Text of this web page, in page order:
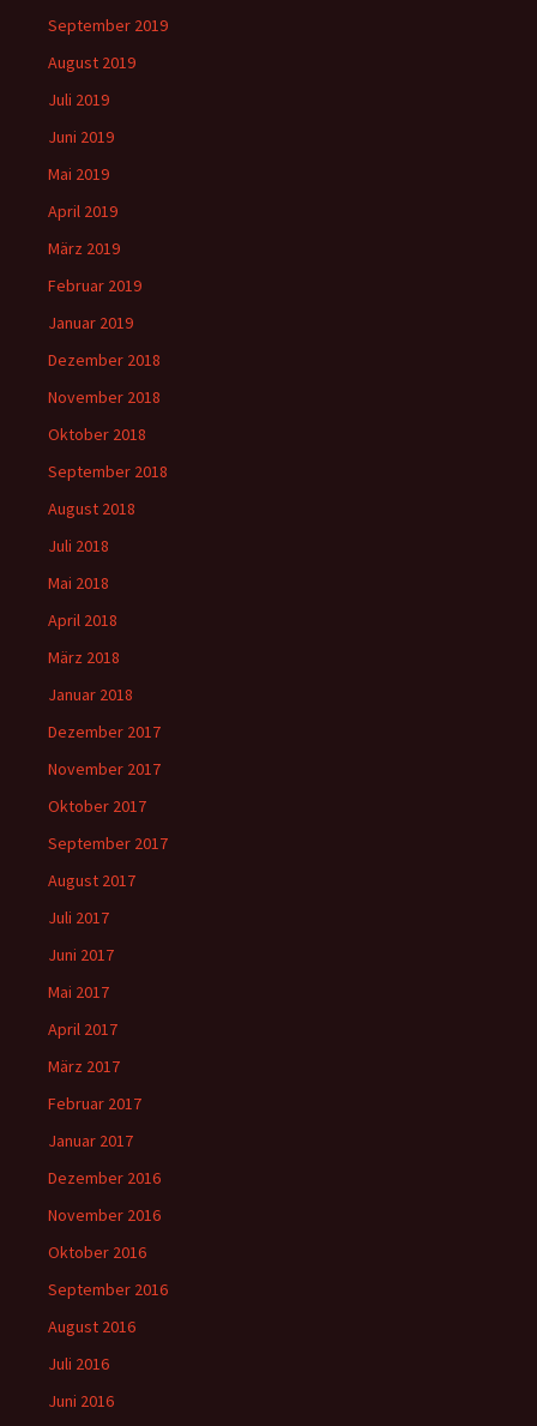
September 2019
August 2019
Juli 2019
Juni 2019
Mai 2019
April 2019
März 2019
Februar 2019
Januar 2019
Dezember 2018
November 2018
Oktober 2018
September 2018
August 2018
Juli 2018
Mai 2018
April 2018
März 2018
Januar 2018
Dezember 2017
November 2017
Oktober 2017
September 2017
August 2017
Juli 2017
Juni 2017
Mai 2017
April 2017
März 2017
Februar 2017
Januar 2017
Dezember 2016
November 2016
Oktober 2016
September 2016
August 2016
Juli 2016
Juni 2016